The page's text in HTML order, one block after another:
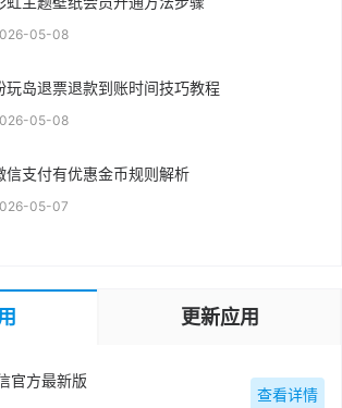
05-08
玩岛退票退款到账时间技巧教程
05-08
信支付有优惠金币规则解析
05-07
更新应用
官方最新版
查看详情